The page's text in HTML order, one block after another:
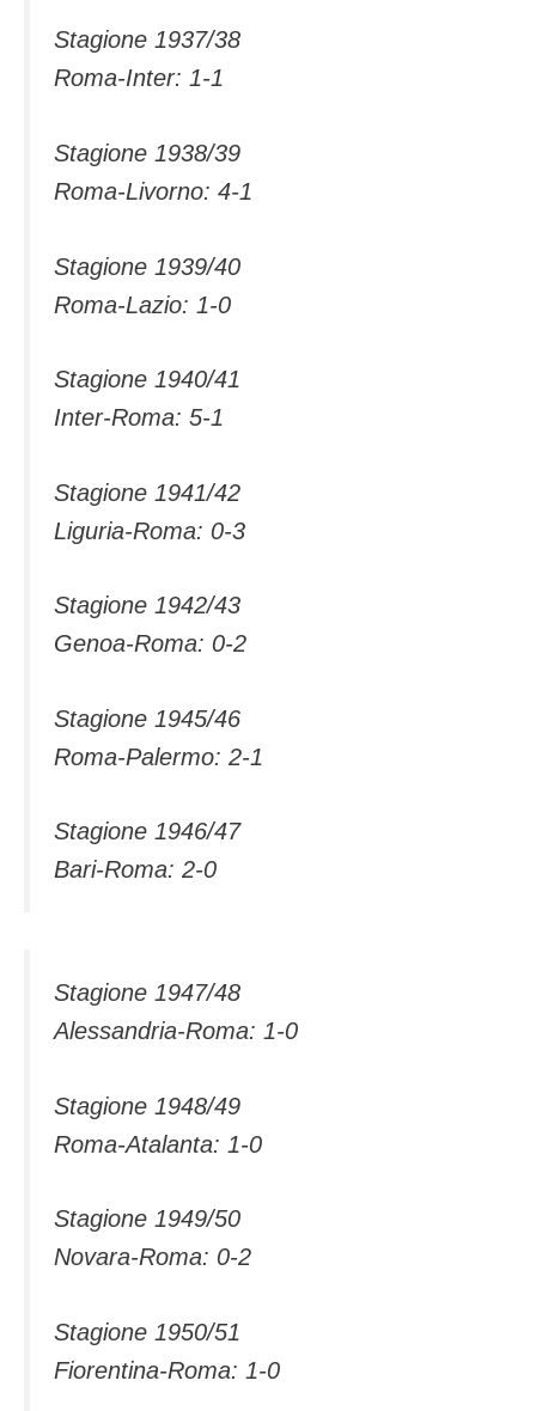
Stagione 1937/38
Roma-Inter: 1-1
Stagione 1938/39
Roma-Livorno: 4-1
Stagione 1939/40
Roma-Lazio: 1-0
Stagione 1940/41
Inter-Roma: 5-1
Stagione 1941/42
Liguria-Roma: 0-3
Stagione 1942/43
Genoa-Roma: 0-2
Stagione 1945/46
Roma-Palermo: 2-1
Stagione 1946/47
Bari-Roma: 2-0
Stagione 1947/48
Alessandria-Roma: 1-0
Stagione 1948/49
Roma-Atalanta: 1-0
Stagione 1949/50
Novara-Roma: 0-2
Stagione 1950/51
Fiorentina-Roma: 1-0